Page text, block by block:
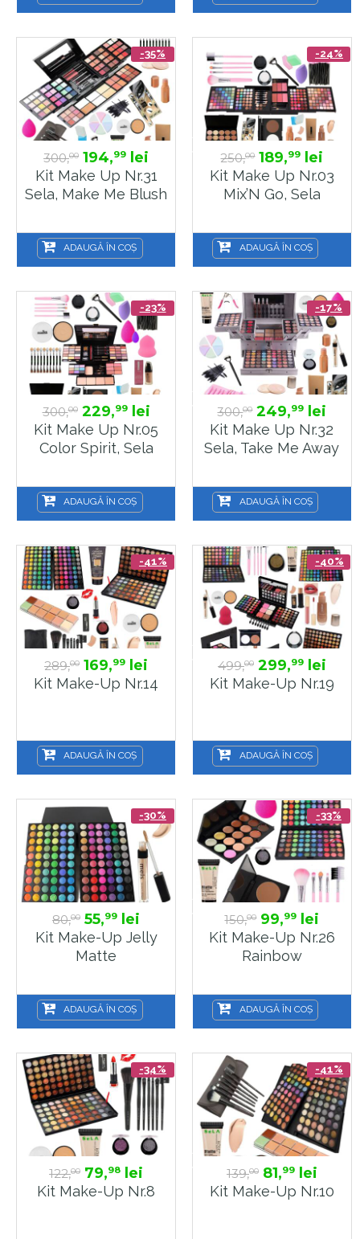
-35%
300,00 194,99 lei
Kit Make Up Nr.31
Sela, Make Me Blush
ADAUGĂ ÎN COȘ
-24%
250,00 189,99 lei
Kit Make Up Nr.03
Mix’N Go, Sela
ADAUGĂ ÎN COȘ
-23%
300,00 229,99lei
Kit Make Up Nr.05
Color Spirit, Sela
ADAUGĂ ÎN COȘ
-17%
300,00 249,99 lei
Kit Make Up Nr.32
Sela, Take Me Away
ADAUGĂ ÎN COȘ
-41%
289,00 169,99 lei
Kit Make-Up Nr.14
ADAUGĂ ÎN COȘ
-40%
499,00 299,99lei
Kit Make-Up Nr.19
ADAUGĂ ÎN COȘ
-30%
80,00 55,99 lei
Kit Make-Up Jelly
Matte
ADAUGĂ ÎN COȘ
-33%
150,00 99,99 lei
Kit Make-Up Nr.26
Rainbow
ADAUGĂ ÎN COȘ
-34%
122,00 79,98 lei
Kit Make-Up Nr.8
-41%
139,00 81,99lei
Kit Make-Up Nr.10